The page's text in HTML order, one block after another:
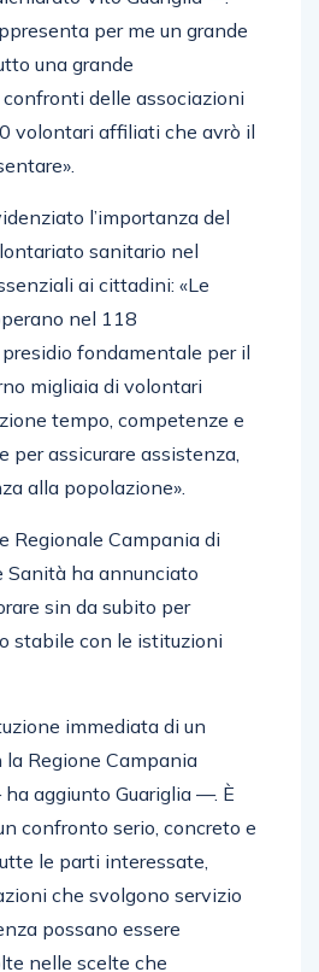
per me un grande
una grande
delle associazioni
volontari affiliati che avrò il
l’importanza del
sanitario nel
ai cittadini: «Le
nel 118
fondamentale per il
migliaia di volontari
tempo, competenze e
per assicurare assistenza,
alla popolazione».
Regionale Campania di
Sanità ha annunciato
sin da subito per
stabile con le istituzioni
immediata di un
Regione Campania
aggiunto Guariglia —. È
confronto serio, concreto e
le parti interessate,
che svolgono servizio
possano essere
nelle scelte che